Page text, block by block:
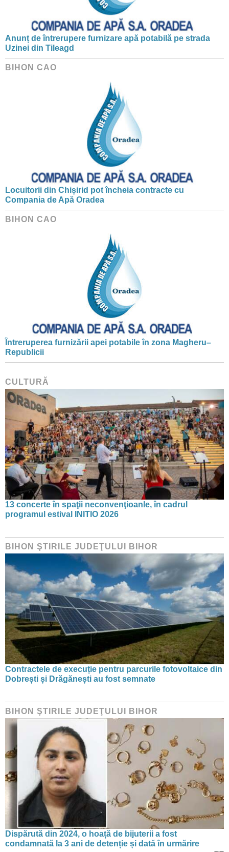
Anunț de întrerupere furnizare apă potabilă pe strada
Uzinei din Tileagd
BIHON CAO
Locuitorii din Chișirid pot încheia contracte cu
Compania de Apă Oradea
BIHON CAO
Întreruperea furnizării apei potabile în zona Magheru–
Republicii
CULTURĂ
13 concerte în spaţii neconvenţioanle, în cadrul
programul estival INITIO 2026
BIHON ŞTIRILE JUDEŢULUI BIHOR
Contractele de execuție pentru parcurile fotovoltaice din
Dobrești și Drăgănești au fost semnate
BIHON ŞTIRILE JUDEŢULUI BIHOR
Dispărută din 2024, o hoață de bijuterii a fost
condamnată la 3 ani de detenție și dată în urmărire